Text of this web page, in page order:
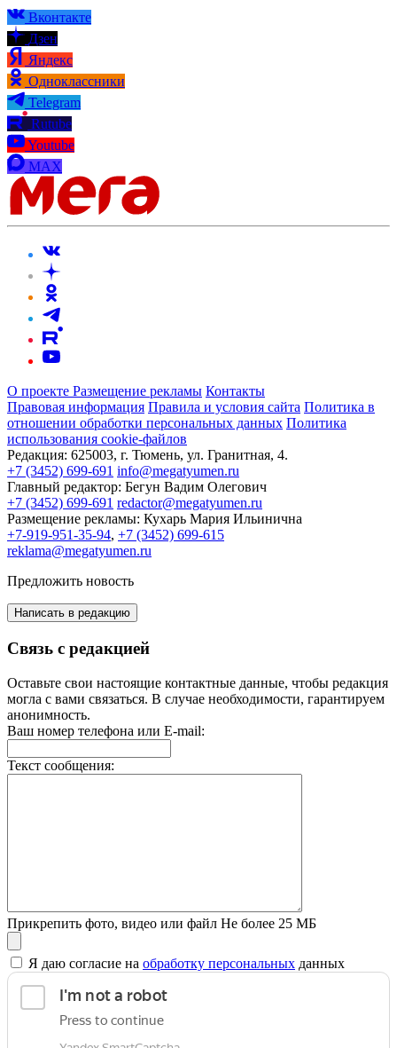
Вконтакте
Дзен
Яндекс
Одноклассники
Telegram
Rutube
Youtube
MAX
О проекте Размещение рекламы Контакты
Правовая информация Правила и условия сайта Политика в
отношении обработки персональных данных Политика
использования cookie-файлов
Редакция: 625003, г. Тюмень, ул. Гранитная, 4.
+7 (3452) 699-691 info@megatyumen.ru
Главный редактор: Бегун Вадим Олегович
+7 (3452) 699-691 redactor@megatyumen.ru
Размещение рекламы: Кухарь Мария Ильинична
+7-919-951-35-94, +7 (3452) 699-615
reklama@megatyumen.ru
Предложить новость
Написать в редакцию
Связь с редакцией
Оставьте свои настоящие контактные данные, чтобы редакция
могла с вами связаться. В случае необходимости, гарантируем
анонимность.
Ваш номер телефона или E-mail:
Текст сообщения:
Прикрепить фото, видео или файл Не более 25 МБ
Я даю согласие на обработку персональных данных